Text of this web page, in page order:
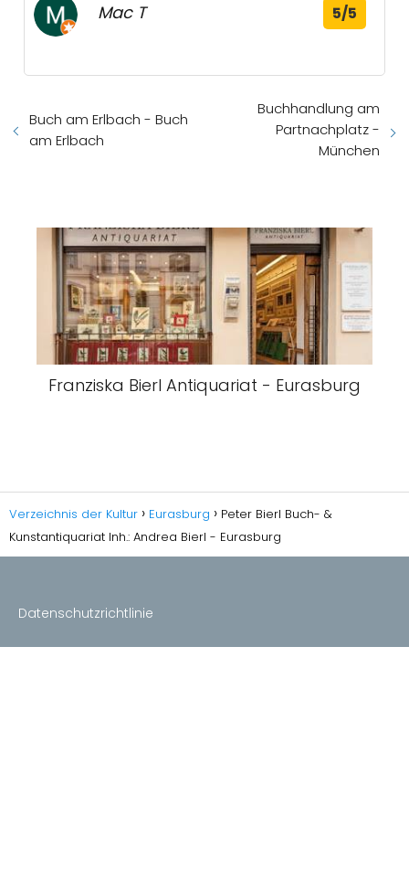
Mac T 5/5
Buch am Erlbach - Buch
am Erlbach
Buchhandlung am
Partnachplatz -
München
Franziska Bierl Antiquariat - Eurasburg
Verzeichnis der Kultur Eurasburg
Peter Bierl Buch- &
Kunstantiquariat Inh.: Andrea Bierl - Eurasburg
Datenschutzrichtlinie